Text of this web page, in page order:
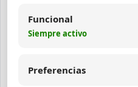
Publi
pregunta
s y frases
Funcional
Siempre activo
Preferencias